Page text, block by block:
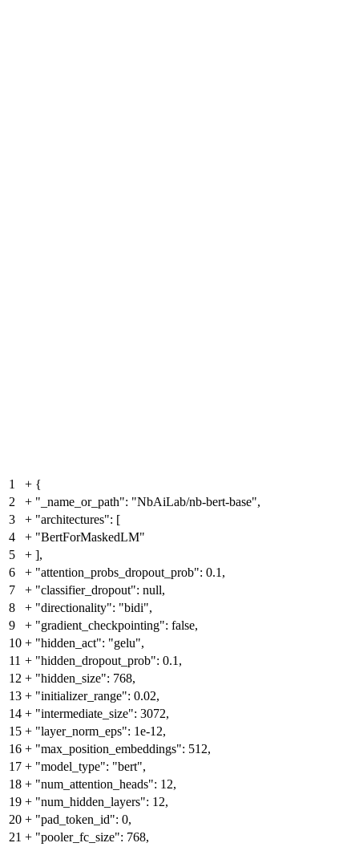
1 + {
2
+ "_name_or_path": "NbAiLab/nb-bert-base",
3
+ "architectures": [
4
+ "BertForMaskedLM"
5
+ ],
6
+ "attention_probs_dropout_prob": 0.1,
7
+ "classifier_dropout": null,
8
+ "directionality": "bidi",
9
+ "gradient_checkpointing": false,
10 + "hidden_act": "gelu",
11 + "hidden_dropout_prob": 0.1,
12 + "hidden_size": 768,
13 + "initializer_range": 0.02,
14 + "intermediate_size": 3072,
15 + "layer_norm_eps": 1e-12,
16 + "max_position_embeddings": 512,
17 + "model_type": "bert",
18 + "num_attention_heads": 12,
19 + "num_hidden_layers": 12,
20 + "pad_token_id": 0,
21 + "pooler_fc_size": 768,